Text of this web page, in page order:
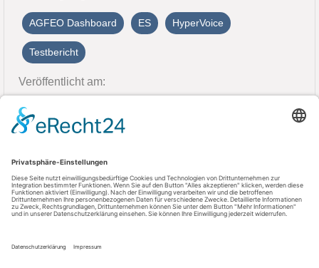
AGFEO Dashboard ES HyperVoice
Testbericht
Veröffentlicht am:
27. Juli 2023
Kontakt
AGFEO GmbH & Co. KG
33647 Bielefeld
Fax: +49 521 44709-98555